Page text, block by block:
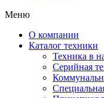
Меню
О компании
Каталог техники
Техника в
Серийная